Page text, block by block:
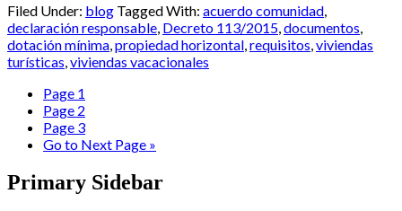
Filed Under: blog Tagged With: acuerdo comunidad,
declaración responsable, Decreto 113/2015,documentos,
dotación mínima,propiedad horizontal,requisitos,viviendas
turísticas,viviendas vacacionales
Page 1
Page 2
Page 3
Go to Next Page »
Primary Sidebar